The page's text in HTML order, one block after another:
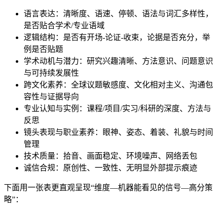
语言表达：清晰度、语速、停顿、语法与词汇多样性，
是否贴合学术/专业语域
逻辑结构：是否有开场-论证-收束，论据是否充分，举
例是否贴题
学术动机与潜力：研究兴趣清晰、方法意识、问题意识
与可持续发展性
跨文化素养：全球议题敏感度、文化相对主义、沟通包
容性与证据导向
专业认知与实例：课程/项目/实习/科研的深度、方法与
反思
镜头表现与职业素养：眼神、姿态、着装、礼貌与时间
管理
技术质量：拾音、画面稳定、环境噪声、网络丢包
诚信合规：原创性、一致性、无明显外部提示痕迹
下面用一张表更直观呈现“维度—机器能看见的信号—高分策
略”：